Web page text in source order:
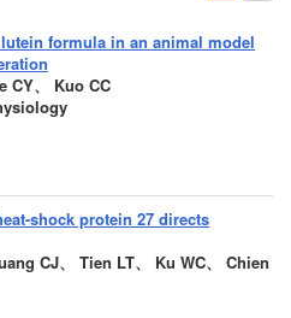
formula in an animal model
CY、 Kuo CC
shock protein 27 directs
CJ、 Tien LT、 Ku WC、 Chien